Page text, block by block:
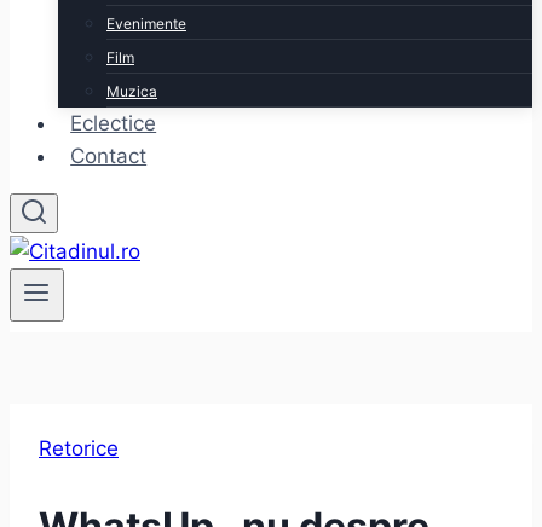
Evenimente
Film
Muzica
Eclectice
Contact
Retorice